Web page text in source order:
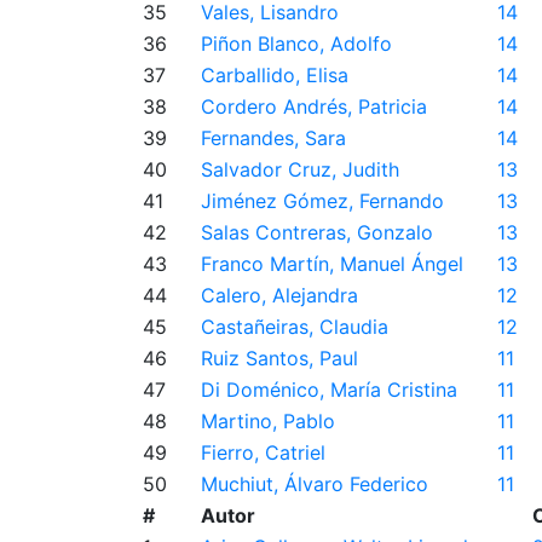
35 Vales, Lisandro
14
36
Piñon Blanco, Adolfo
14
37
Carballido, Elisa
14
38
Cordero Andrés, Patricia
14
39
Fernandes, Sara
14
40
Salvador Cruz, Judith
13
41
Jiménez Gómez, Fernando
13
42
Salas Contreras, Gonzalo
13
43
Franco Martín, Manuel Ángel
13
44
Calero, Alejandra
12
45
Castañeiras, Claudia
12
46
Ruiz Santos, Paul
11
47
Di Doménico, María Cristina
11
48
Martino, Pablo
11
49
Fierro, Catriel
11
50
Muchiut, Álvaro Federico
11
#
Autor